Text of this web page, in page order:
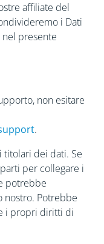
affiliate del
i Dati
presente
non esitare
.
titolari dei dati. Se
per collegare i
potrebbe
nostro. Potrebbe
i propri diritti di